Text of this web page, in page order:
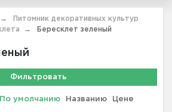
Питомник декоративных культур
Бересклет зеленый
Фильтровать
По умолчанию Названию
Цене